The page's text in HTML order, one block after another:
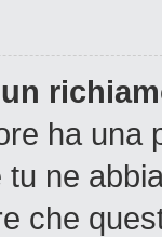
ha una
ne
che